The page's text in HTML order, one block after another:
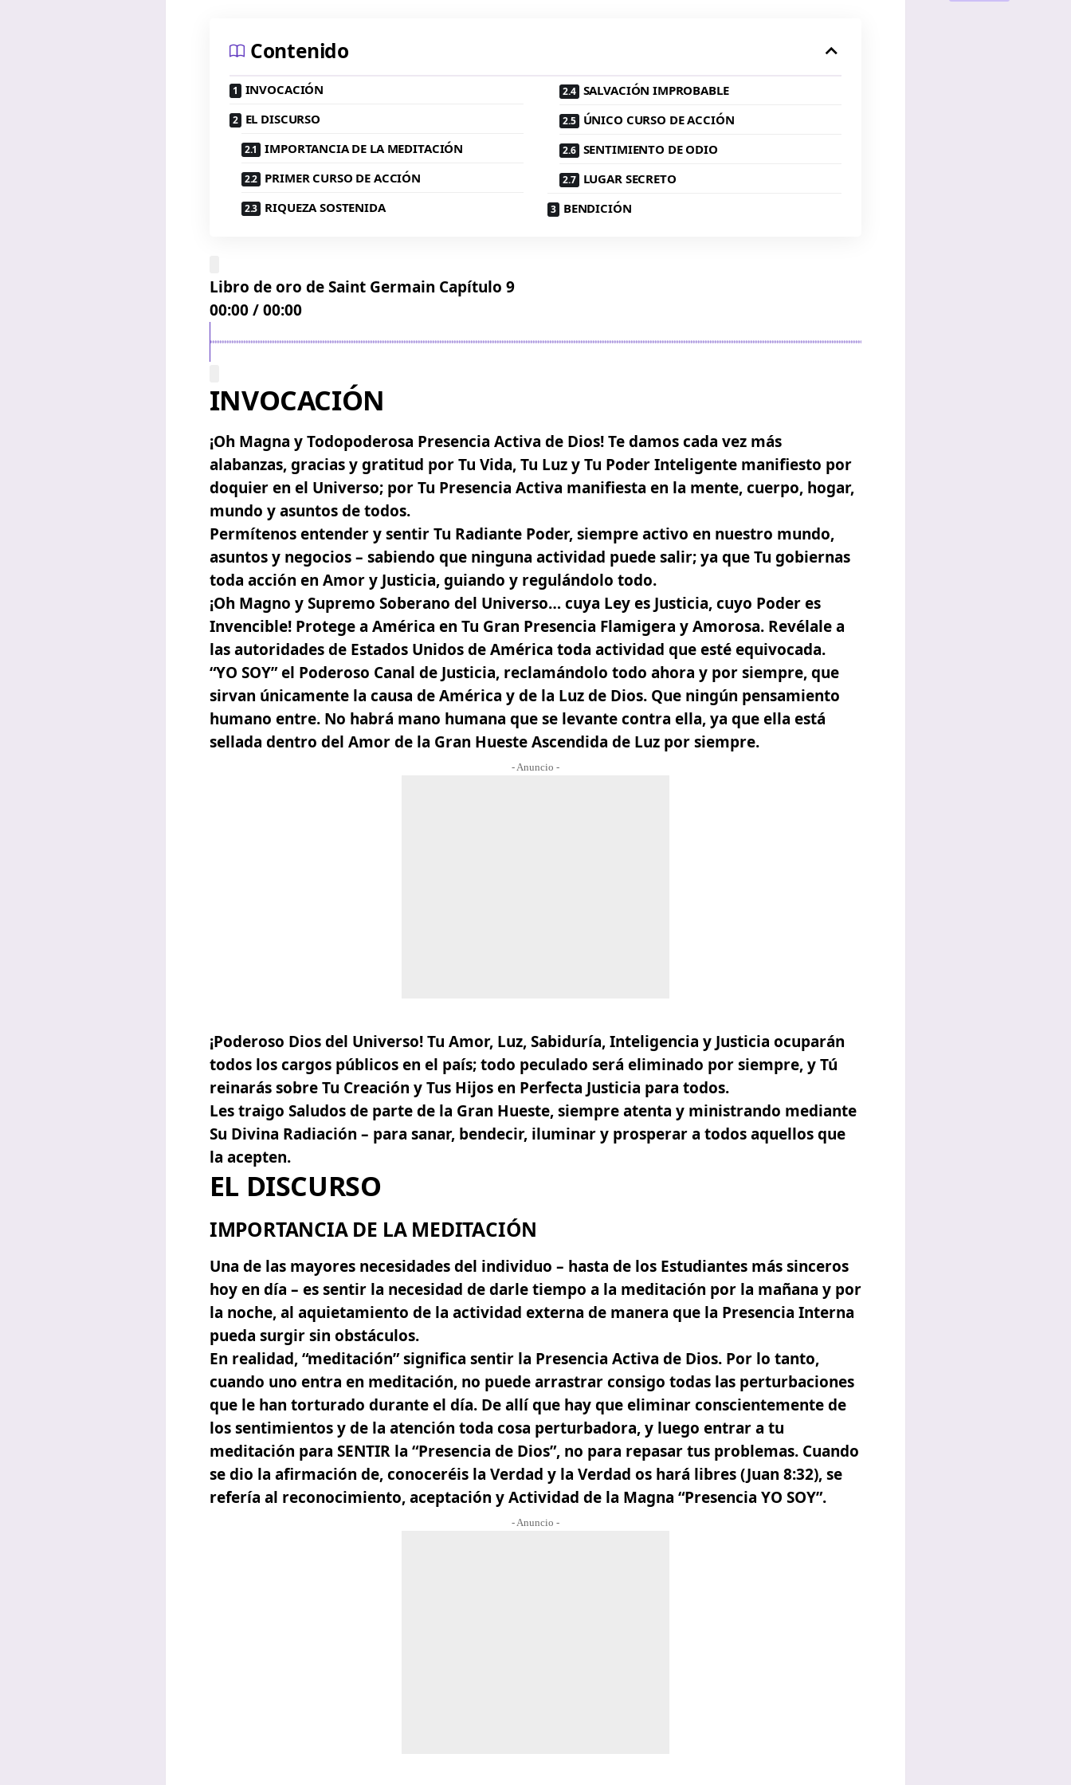
Contenido
INVOCACIÓN
EL DISCURSO
IMPORTANCIA DE LA MEDITACIÓN
PRIMER CURSO DE ACCIÓN
RIQUEZA SOSTENIDA
SALVACIÓN IMPROBABLE
ÚNICO CURSO DE ACCIÓN
SENTIMIENTO DE ODIO
LUGAR SECRETO
BENDICIÓN
Libro de oro de Saint Germain Capítulo 9
00:00 / 00:00
INVOCACIÓN
¡Oh Magna y Todopoderosa Presencia Activa de Dios! Te damos cada vez más
alabanzas, gracias y gratitud por Tu Vida, Tu Luz y Tu Poder Inteligente manifiesto por
doquier en el Universo; por Tu Presencia Activa manifiesta en la mente, cuerpo, hogar,
mundo y asuntos de todos.
Permítenos entender y sentir Tu Radiante Poder, siempre activo en nuestro mundo,
asuntos y negocios – sabiendo que ninguna actividad puede salir; ya que Tu gobiernas
toda acción en Amor y Justicia, guiando y regulándolo todo.
¡Oh Magno y Supremo Soberano del Universo… cuya Ley es Justicia, cuyo Poder es
Invencible! Protege a América en Tu Gran Presencia Flamigera y Amorosa. Revélale a
las autoridades de Estados Unidos de América toda actividad que esté equivocada.
“YO SOY” el Poderoso Canal de Justicia, reclamándolo todo ahora y por siempre, que
sirvan únicamente la causa de América y de la Luz de Dios. Que ningún pensamiento
humano entre. No habrá mano humana que se levante contra ella, ya que ella está
sellada dentro del Amor de la Gran Hueste Ascendida de Luz por siempre.
- Anuncio -
¡Poderoso Dios del Universo! Tu Amor, Luz, Sabiduría, Inteligencia y Justicia ocuparán
todos los cargos públicos en el país; todo peculado será eliminado por siempre, y Tú
reinarás sobre Tu Creación y Tus Hijos en Perfecta Justicia para todos.
Les traigo Saludos de parte de la Gran Hueste, siempre atenta y ministrando mediante
Su Divina Radiación – para sanar, bendecir, iluminar y prosperar a todos aquellos que
la acepten.
EL DISCURSO
IMPORTANCIA DE LA MEDITACIÓN
Una de las mayores necesidades del individuo – hasta de los Estudiantes más sinceros
hoy en día – es sentir la necesidad de darle tiempo a la meditación por la mañana y por
la noche, al aquietamiento de la actividad externa de manera que la Presencia Interna
pueda surgir sin obstáculos.
En realidad, “meditación” significa sentir la Presencia Activa de Dios. Por lo tanto,
cuando uno entra en meditación, no puede arrastrar consigo todas las perturbaciones
que le han torturado durante el día. De allí que hay que eliminar conscientemente de
los sentimientos y de la atención toda cosa perturbadora, y luego entrar a tu
meditación para SENTIR la “Presencia de Dios”, no para repasar tus problemas. Cuando
se dio la afirmación de, conoceréis la Verdad y la Verdad os hará libres (Juan 8:32), se
refería al reconocimiento, aceptación y Actividad de la Magna “Presencia YO SOY”.
- Anuncio -